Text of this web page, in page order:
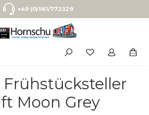
+49 (0)561/772329
Moon Grey